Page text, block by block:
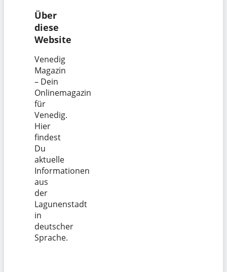
Über
diese
Website
Venedig
Magazin
– Dein
Onlinemagazin
für
Venedig.
Hier
findest
Du
aktuelle
Informationen
aus
der
Lagunenstadt
in
deutscher
Sprache.